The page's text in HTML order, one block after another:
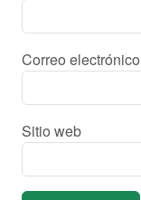
Correo electrónico
Sitio web